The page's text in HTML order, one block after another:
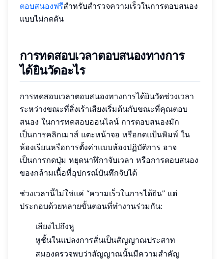
ตอบสนองฟรีสำหรับสำรวจความเร็วในการตอบสนอง
แบบไม่กดดัน
การทดสอบเวลาตอบสนองทางการ
ได้ยินวัดอะไร
การทดสอบเวลาตอบสนองทางการได้ยินวัดช่วงเวลา
ระหว่างขณะที่สิ่งเร้าเสียงเริ่มต้นกับขณะที่คุณตอบ
สนอง ในการทดสอบออนไลน์ การตอบสนองมัก
เป็นการคลิกเมาส์ แตะหน้าจอ หรือกดแป้นพิมพ์ ใน
ห้องเรียนหรือการตั้งค่าแบบห้องปฏิบัติการ อาจ
เป็นการกดปุ่ม หยุดนาฬิกาจับเวลา หรือการตอบสนอง
ของกล้ามเนื้อที่อุปกรณ์บันทึกจับได้
ช่วงเวลานี้ไม่ใช่แค่ “ความเร็วในการได้ยิน” แต่
ประกอบด้วยหลายขั้นตอนที่ทำงานร่วมกัน:
เสียงไปถึงหู
หูชั้นในแปลงการสั่นเป็นสัญญาณประสาท
สมองตรวจพบว่าสัญญาณนั้นมีความสำคัญ